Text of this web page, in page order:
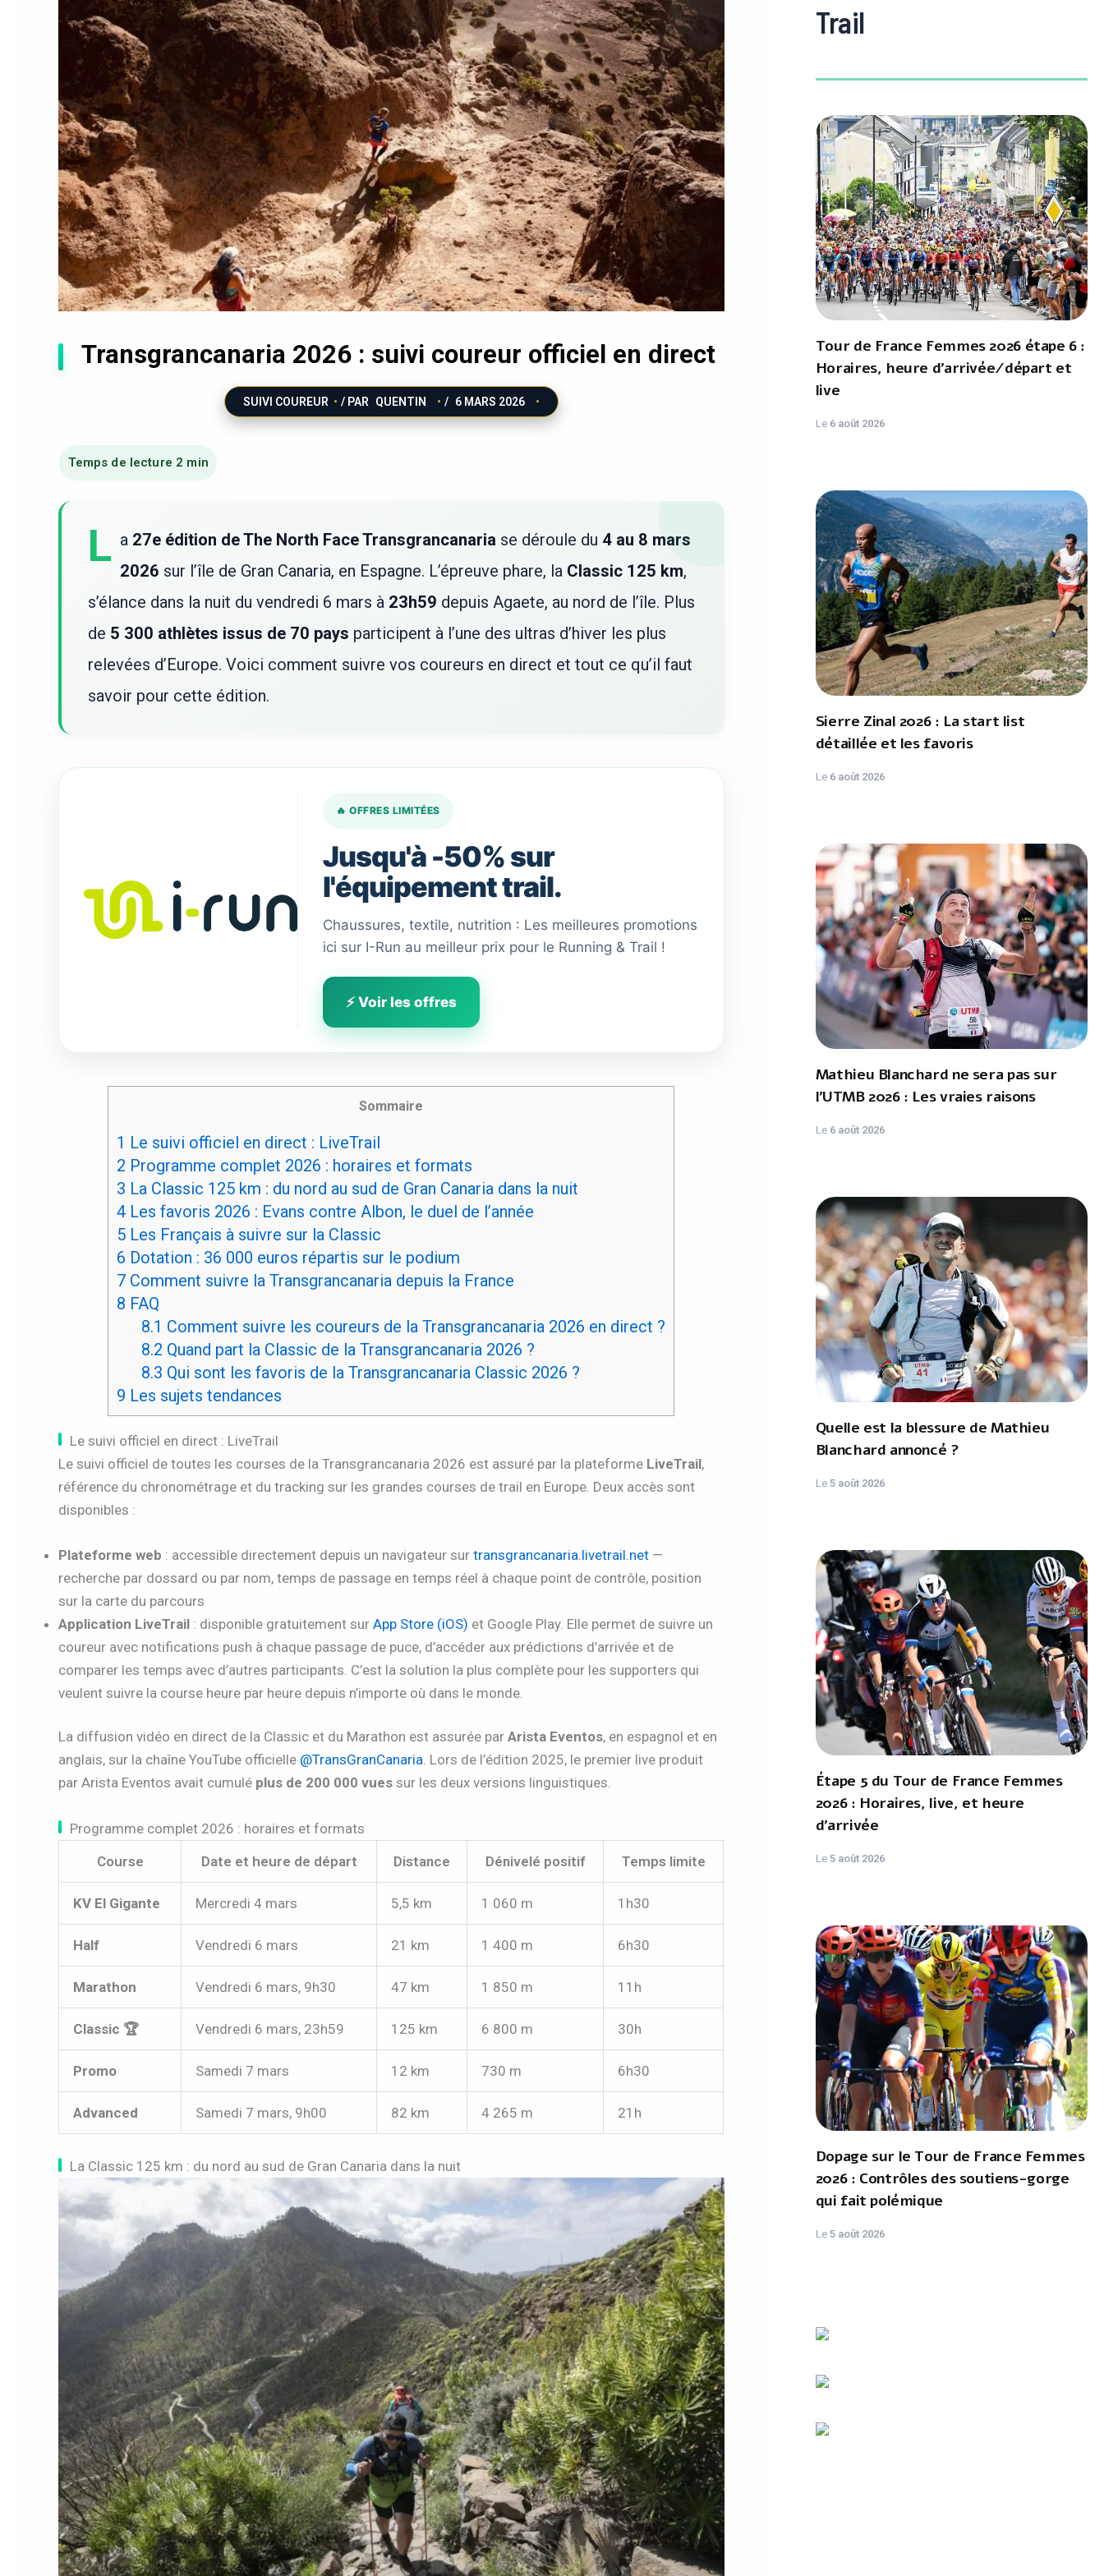
Transgrancanaria 2026 : suivi coureur officiel en direct
SUIVI COUREUR / PAR QUENTIN / 6 MARS 2026
L a 27e édition de The North Face Transgrancanaria se déroule du 4 au 8 mars
2026 sur l’île de Gran Canaria, en Espagne. L’épreuve phare, la Classic 125 km,
s’élance dans la nuit du vendredi 6 mars à 23h59 depuis Agaete, au nord de l’île. Plus
de 5 300 athlètes issus de 70 pays participent à l’une des ultras d’hiver les plus
relevées d’Europe. Voici comment suivre vos coureurs en direct et tout ce qu’il faut
savoir pour cette édition.
🔥 OFFRES LIMITÉES
Jusqu'à -50% sur
l'équipement trail.
Chaussures, textile, nutrition : Les meilleures promotions
ici sur I-Run au meilleur prix pour le Running & Trail !
⚡ Voir les offres
Sommaire
1 Le suivi officiel en direct : LiveTrail
2 Programme complet 2026 : horaires et formats
3 La Classic 125 km : du nord au sud de Gran Canaria dans la nuit
4 Les favoris 2026 : Evans contre Albon, le duel de l’année
5 Les Français à suivre sur la Classic
6 Dotation : 36 000 euros répartis sur le podium
7 Comment suivre la Transgrancanaria depuis la France
8 FAQ
8.1 Comment suivre les coureurs de la Transgrancanaria 2026 en direct ?
8.2 Quand part la Classic de la Transgrancanaria 2026 ?
8.3 Qui sont les favoris de la Transgrancanaria Classic 2026 ?
9 Les sujets tendances
Le suivi officiel en direct : LiveTrail
Le suivi officiel de toutes les courses de la Transgrancanaria 2026 est assuré par la plateforme LiveTrail,
référence du chronométrage et du tracking sur les grandes courses de trail en Europe. Deux accès sont
disponibles :
Plateforme web : accessible directement depuis un navigateur sur transgrancanaria.livetrail.net —
recherche par dossard ou par nom, temps de passage en temps réel à chaque point de contrôle, position
sur la carte du parcours
Application LiveTrail : disponible gratuitement sur App Store (iOS) et Google Play. Elle permet de suivre un
coureur avec notifications push à chaque passage de puce, d’accéder aux prédictions d’arrivée et de
comparer les temps avec d’autres participants. C’est la solution la plus complète pour les supporters qui
veulent suivre la course heure par heure depuis n’importe où dans le monde.
La diffusion vidéo en direct de la Classic et du Marathon est assurée par Arista Eventos, en espagnol et en
anglais, sur la chaîne YouTube officielle @TransGranCanaria. Lors de l’édition 2025, le premier live produit
par Arista Eventos avait cumulé plus de 200 000 vues sur les deux versions linguistiques.
Programme complet 2026 : horaires et formats
Course
Date et heure de départ Distance Dénivelé positif Temps limite
KV El Gigante Mercredi 4 mars 5,5 km 1 060 m 1h30
Half Vendredi 6 mars 21 km 1 400 m 6h30
Marathon Vendredi 6 mars, 9h30 47 km 1 850 m 11h
Classic 🏆 Vendredi 6 mars, 23h59 125 km 6 800 m 30h
Promo Samedi 7 mars 12 km 730 m 6h30
Advanced Samedi 7 mars, 9h00 82 km 4 265 m 21h
La Classic 125 km : du nord au sud de Gran Canaria dans la nuit
Trail
Tour de France Femmes 2026 étape 6 :
Horaires, heure d'arrivée/départ et
live
Le 6 août 2026
Sierre Zinal 2026 : La start list
détaillée et les favoris
Le 6 août 2026
Mathieu Blanchard ne sera pas sur
l'UTMB 2026 : Les vraies raisons
Le 6 août 2026
Quelle est la blessure de Mathieu
Blanchard annoncé ?
Le 5 août 2026
Étape 5 du Tour de France Femmes
2026 : Horaires, live, et heure
d'arrivée
Le 5 août 2026
Dopage sur le Tour de France Femmes
2026 : Contrôles des soutiens-gorge
qui fait polémique
Le 5 août 2026